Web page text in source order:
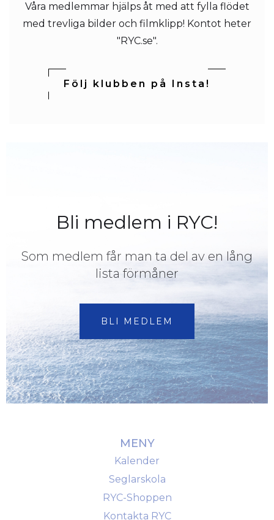
Våra medlemmar hjälps åt med att fylla flödet
med trevliga bilder och filmklipp! Kontot heter
"RYC.se".
Följ klubben på Insta!
Bli medlem i RYC!
Som medlem får man ta del av en lång
lista förmåner
BLI MEDLEM
MENY
Kalender
Seglarskola
RYC-Shoppen
Kontakta RYC